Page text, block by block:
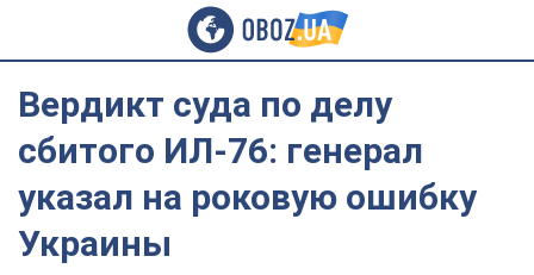
Вердикт суда по делу
сбитого ИЛ-76: генерал
указал на роковую ошибку
Украины